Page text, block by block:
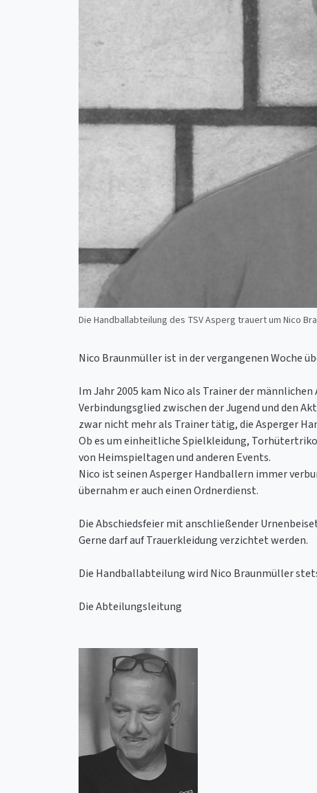
Die Handballabteilung des TSV Asperg trauert um Nico
Nico Braunmüller ist in der vergangenen Woche
Im Jahr 2005 kam Nico als Trainer der
Verbindungsglied zwischen der Jugend und den
zwar nicht mehr als Trainer tätig, die Asperger
Ob es um einheitliche Spielkleidung,
von Heimspieltagen und anderen Events.
Nico ist seinen Asperger Handballern immer
übernahm er auch einen Ordnerdienst.
Die Abschiedsfeier mit anschließender
Gerne darf auf Trauerkleidung verzichtet werden.
Die Handballabteilung wird Nico Braunmüller
Die Abteilungsleitung